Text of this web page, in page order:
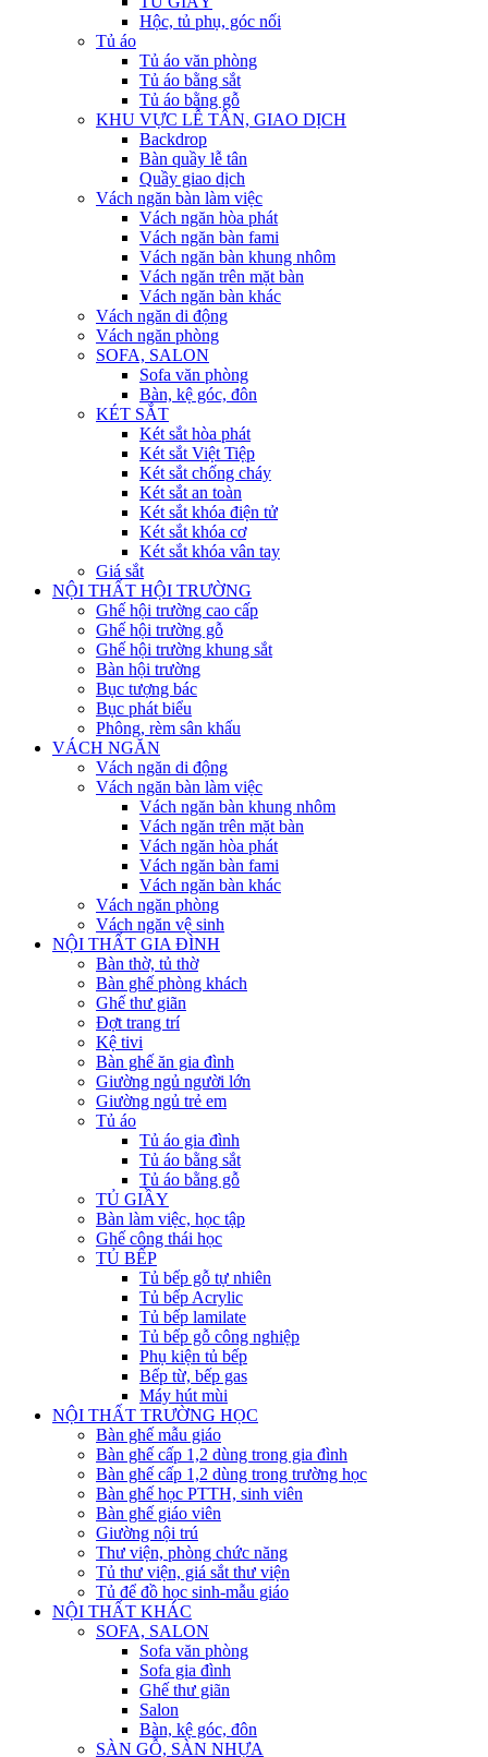
Hộc, tủ phụ, góc nối
Tủ áo
Tủ áo văn phòng
Tủ áo bằng sắt
Tủ áo bằng gỗ
KHU VỰC LỄ TÂN, GIAO DỊCH
Backdrop
Bàn quầy lễ tân
Quầy giao dịch
Vách ngăn bàn làm việc
Vách ngăn hòa phát
Vách ngăn bàn fami
Vách ngăn bàn khung nhôm
Vách ngăn trên mặt bàn
Vách ngăn bàn khác
Vách ngăn di động
Vách ngăn phòng
SOFA, SALON
Sofa văn phòng
Bàn, kệ góc, đôn
KÉT SẮT
Két sắt hòa phát
Két sắt Việt Tiệp
Két sắt chống cháy
Két sắt an toàn
Két sắt khóa điện tử
Két sắt khóa cơ
Két sắt khóa vân tay
Giá sắt
NỘI THẤT HỘI TRƯỜNG
Ghế hội trường cao cấp
Ghế hội trường gỗ
Ghế hội trường khung sắt
Bàn hội trường
Bục tượng bác
Bục phát biểu
Phông, rèm sân khấu
VÁCH NGĂN
Vách ngăn di động
Vách ngăn bàn làm việc
Vách ngăn bàn khung nhôm
Vách ngăn trên mặt bàn
Vách ngăn hòa phát
Vách ngăn bàn fami
Vách ngăn bàn khác
Vách ngăn phòng
Vách ngăn vệ sinh
NỘI THẤT GIA ĐÌNH
Bàn thờ, tủ thờ
Bàn ghế phòng khách
Ghế thư giãn
Đợt trang trí
Kệ tivi
Bàn ghế ăn gia đình
Giường ngủ người lớn
Giường ngủ trẻ em
Tủ áo
Tủ áo gia đình
Tủ áo bằng sắt
Tủ áo bằng gỗ
TỦ GIẦY
Bàn làm việc, học tập
Ghế công thái học
TỦ BẾP
Tủ bếp gỗ tự nhiên
Tủ bếp Acrylic
Tủ bếp lamilate
Tủ bếp gỗ công nghiệp
Phụ kiện tủ bếp
Bếp từ, bếp gas
Máy hút mùi
NỘI THẤT TRƯỜNG HỌC
Bàn ghế mẫu giáo
Bàn ghế cấp 1,2 dùng trong gia đình
Bàn ghế cấp 1,2 dùng trong trường học
Bàn ghế học PTTH, sinh viên
Bàn ghế giáo viên
Giường nội trú
Thư viện, phòng chức năng
Tủ thư viện, giá sắt thư viện
Tủ để đồ học sinh-mẫu giáo
NỘI THẤT KHÁC
SOFA, SALON
Sofa văn phòng
Sofa gia đình
Ghế thư giãn
Salon
Bàn, kệ góc, đôn
SÀN GỖ, SÀN NHỰA